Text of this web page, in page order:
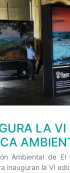
LA VI
Ambiental de El
inauguran la VI